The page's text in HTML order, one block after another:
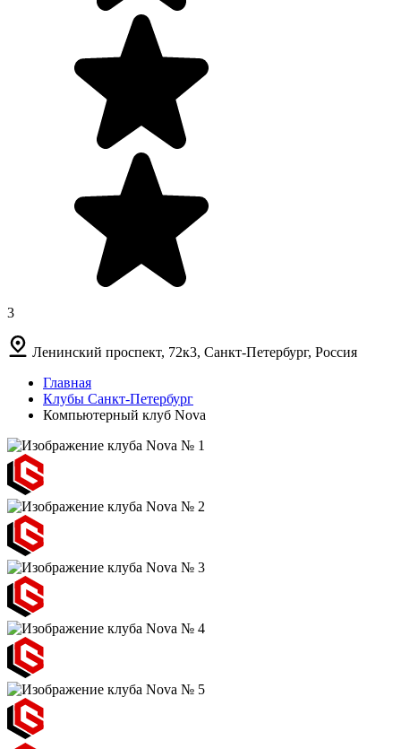
3
Ленинский проспект, 72к3, Санкт-Петербург, Россия
Главная
Клубы Санкт-Петербург
Компьютерный клуб Nova